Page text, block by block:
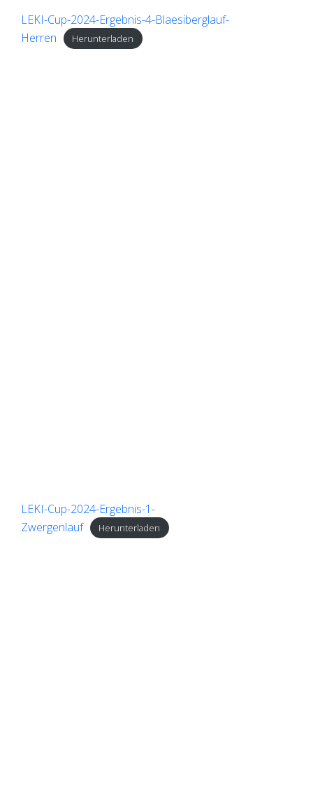
LEKI-Cup-2024-Ergebnis-4-Blaesiberglauf-
Herren
Herunterladen
LEKI-Cup-2024-Ergebnis-1-
Zwergenlauf
Herunterladen